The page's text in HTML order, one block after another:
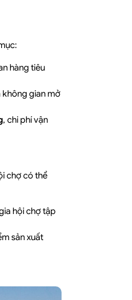
hàng tiêu
không gian mở
, chi phí vận
chợ có thể
hội chợ tập
sản xuất